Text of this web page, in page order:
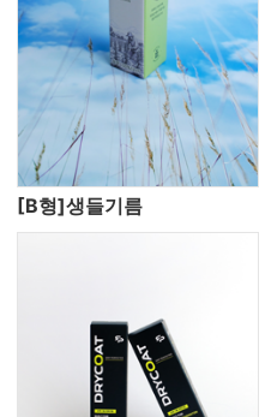
[B형]생들기름